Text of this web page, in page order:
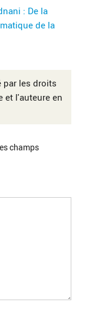
: De la
de la
par les droits
et l'auteure en
champs